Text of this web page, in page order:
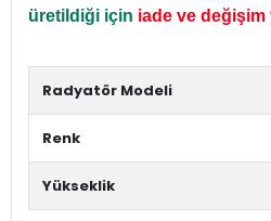
üretildiği için iade ve değişim
Radyatör Modeli
Renk
Yükseklik